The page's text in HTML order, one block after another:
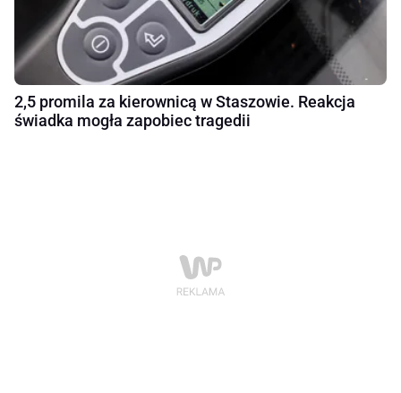
2,5 promila za kierownicą w Staszowie. Reakcja
świadka mogła zapobiec tragedii